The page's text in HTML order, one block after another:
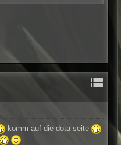
komm auf die dota seite